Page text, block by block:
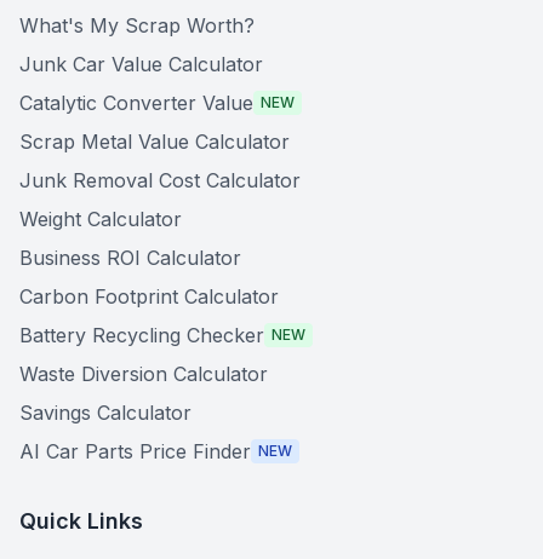
What's My Scrap Worth?
Junk Car Value Calculator
Catalytic Converter Value NEW
Scrap Metal Value Calculator
Junk Removal Cost Calculator
Weight Calculator
Business ROI Calculator
Carbon Footprint Calculator
Battery Recycling Checker NEW
Waste Diversion Calculator
Savings Calculator
AI Car Parts Price Finder NEW
Quick Links